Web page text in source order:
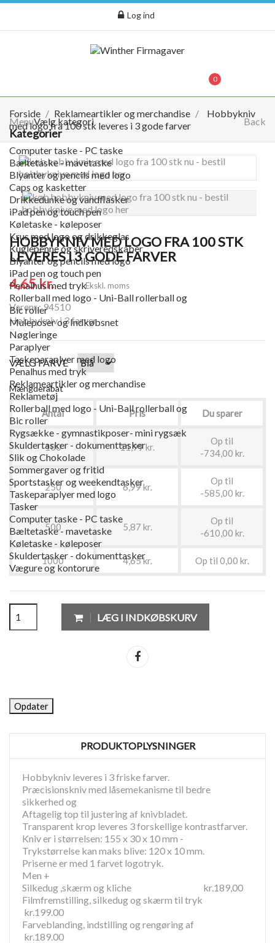
Log ind
0
Menu Back
Vælg kategori
Kategorier
Computer taske - PC taske
Bæltetaske - mavetaske
Blyanter og pencils med logo
Caps og kasketter
Drikkedunke og vandflasker
iPad pen og touch pen
Køletaske - køleposer
Krus med logo og drikkeglas
Kuglepenne og skriveredskaber
Blyanter og pencils med logo
iPad pen og touch pen
Penalhus med tryk
Rollerball med logo - Uni-Ball rollerball og
Bic roller
Muleposer og Indkøbsnet
Nøgleringe
Paraplyer
Taskeparaplyer med logo
Penalhus med tryk
Reklameartikler og merchandise
Reklametøj
Rollerball med logo - Uni-Ball rollerball og
Bic roller
Rygsække - gymnastikposer- mini rygsæk
Skuldertasker - dokumenttasker
Slik og Chokolade
Sommergaver og fritid
Sportstasker og weekendtasker
Taskeparaplyer med logo
Tasker
Computer taske - PC taske
Bæltetaske - mavetaske
Køletaske - køleposer
Skuldertasker - dokumenttasker
Vægure og kontorure
Forside Reklameartikler og merchandise
Hobbykniv
med logo fra 100 stk leveres i 3 gode farver
HOBBYKNIV MED LOGO FRA 100 STK
LEVERES I 3 GODE FARVER
4,65 kr.
Ekskl. moms
Varenr.: 94510
Hobbykniv i 3 farver
VÆLG FARVE
Mængderabat
Antal Pris Du sparer
100 11,99 kr.
Op til
-734,00 kr.
250 6,99 kr.
Op til
-585,00 kr.
500 5,87 kr.
Op til
-610,00 kr.
1000 4,65 kr. Op til 0,00 kr.
LÆG I INDKØBSKURV
PRODUKTOPLYSNINGER
Hobbykniv leveres i 3 friske farver.
Præcisionskniv med låsemekanisme til bedre
sikkerhed og
Aftagelig top til justering af knivbladet.
Transparent krop leveres 3 forskellige kontrastfarver.
Kniv er i størrelsen: 155 x 30 x 10 mm -
Trykstørrelse kan maks blive: 120 x 10 mm.
Priserne er med 1 farvet logotryk.
Men +
Silkedug ,skærm og kliche kr.189,00
Filmfremstilling, silkedug og skærm til tryk
kr.199.00
Farveblanding, indstilling og rengøring af
kr.189.00